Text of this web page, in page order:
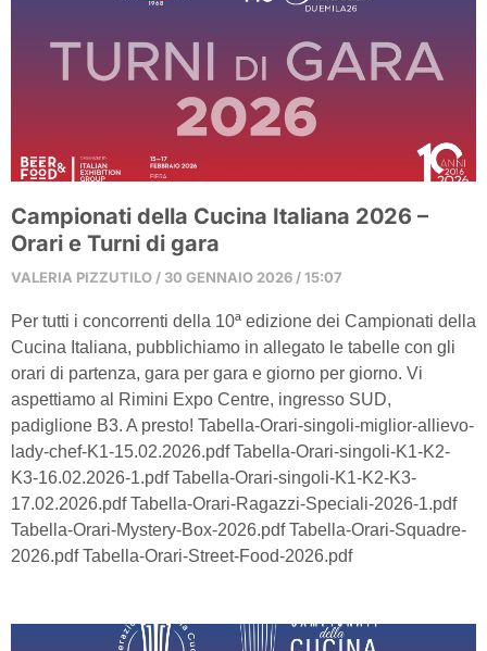
Campionati della Cucina Italiana 2026 –
Orari e Turni di gara
VALERIA PIZZUTILO 30 GENNAIO 2026 15:07
Per tutti i concorrenti della 10ª edizione dei Campionati della
Cucina Italiana, pubblichiamo in allegato le tabelle con gli
orari di partenza, gara per gara e giorno per giorno. Vi
aspettiamo al Rimini Expo Centre, ingresso SUD,
padiglione B3. A presto! Tabella-Orari-singoli-miglior-allievo-
lady-chef-K1-15.02.2026.pdf Tabella-Orari-singoli-K1-K2-
K3-16.02.2026-1.pdf Tabella-Orari-singoli-K1-K2-K3-
17.02.2026.pdf Tabella-Orari-Ragazzi-Speciali-2026-1.pdf
Tabella-Orari-Mystery-Box-2026.pdf Tabella-Orari-Squadre-
2026.pdf Tabella-Orari-Street-Food-2026.pdf